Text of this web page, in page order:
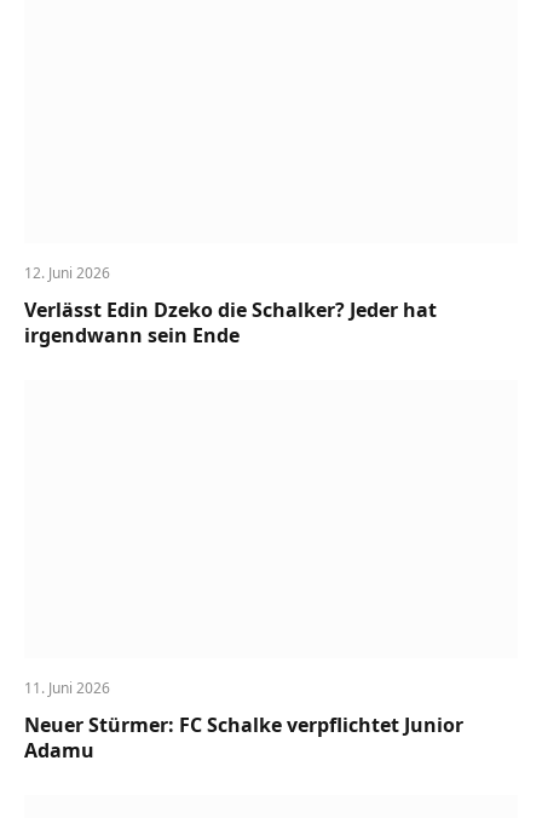
12. Juni 2026
Verlässt Edin Dzeko die Schalker? Jeder hat
irgendwann sein Ende
11. Juni 2026
Neuer Stürmer: FC Schalke verpflichtet Junior
Adamu